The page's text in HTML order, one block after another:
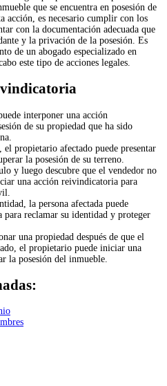
que se encuentra en posesión de
acción, es necesario cumplir con los
con la documentación adecuada que
y la privación de la posesión. Es
de un abogado especializado en
este tipo de acciones legales.
interponer una acción
de su propiedad que ha sido
el propietario afectado puede presentar
la posesión de su terreno.
y luego descubre que el vendedor no
una acción reivindicatoria para
la persona afectada puede
reclamar su identidad y proteger
una propiedad después de que el
el propietario puede iniciar una
la posesión del inmueble.